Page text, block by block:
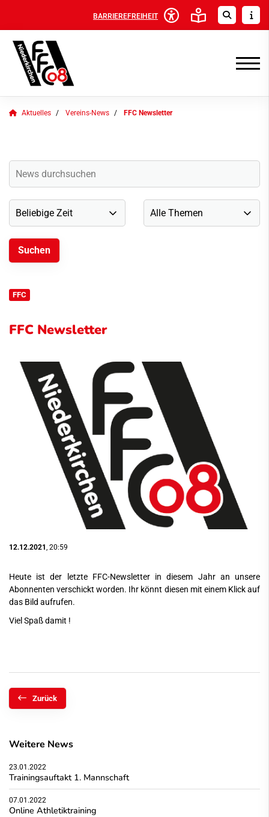
BARRIEREFREIHEIT
Aktuelles Vereins-News FFC Newsletter
FFC
FFC Newsletter
12.12.2021 , 20:59
Heute ist der letzte FFC-Newsletter in diesem Jahr an unsere
Abonnenten verschickt worden. Ihr könnt diesen mit einem Klick auf
das Bild aufrufen.
Viel Spaß damit !
Zurück
Weitere News
23.01.2022
Trainingsauftakt 1. Mannschaft
07.01.2022
Online Athletiktraining